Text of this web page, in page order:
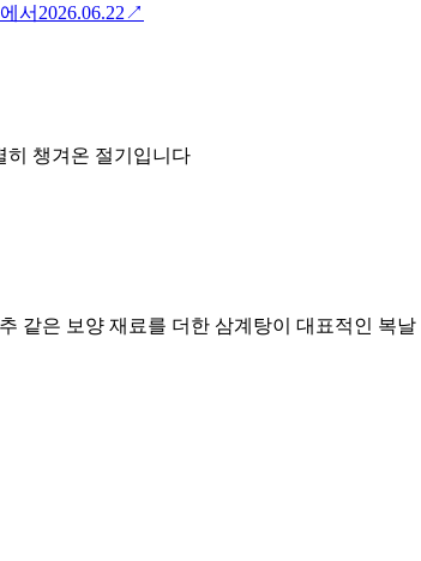
서 2026.06.22 ↗
히 챙겨온 절기입니다
같은 보양 재료를 더한 삼계탕이 대표적인 복